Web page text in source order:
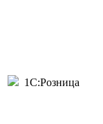
1С:Розница